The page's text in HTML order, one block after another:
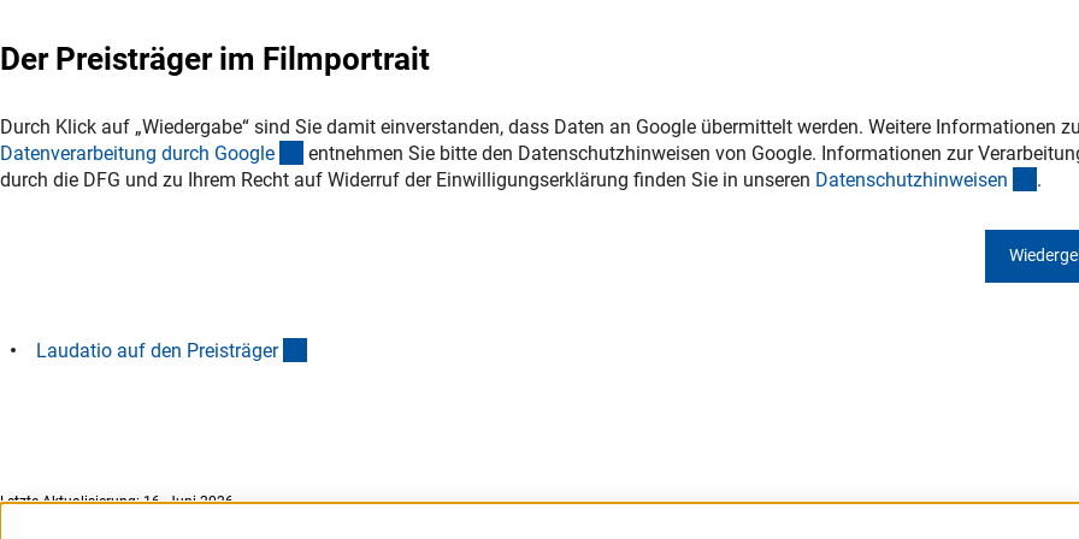
Der Preisträger im Filmportrait
Durch Klick auf „Wiedergabe“ sind Sie damit einverstanden, dass Daten an Google übermittelt werden. Weitere Informationen
Datenverarbeitung durch Google (externer Link)
entnehmen Sie bitte den Datenschutzhinweisen von Google. Informationen zur
durch die DFG und zu Ihrem Recht auf Widerruf der Einwilligungserklärung finden Sie in unseren Datenschutzhinweisen .
Laudatio auf den Preisträger
Letzte Aktualisierung: 16. Juni 2026